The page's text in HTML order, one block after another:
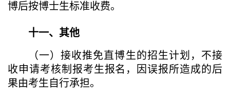
博后按博士生标准收费。
十一、其他
（一）接收推免直博生的招生计划，不接
收申请考核制报考生报名，因误报所造成的后
果由考生自行承担。